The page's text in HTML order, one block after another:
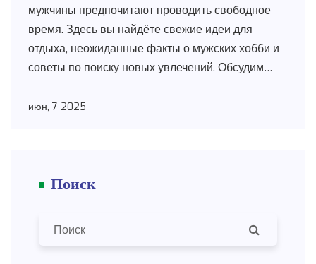
мужчины предпочитают проводить свободное
время. Здесь вы найдёте свежие идеи для
отдыха, неожиданные факты о мужских хобби и
советы по поиску новых увлечений. Обсудим
активности. Читатели смогут выбрать то, что
июн, 7 2025
Поиск